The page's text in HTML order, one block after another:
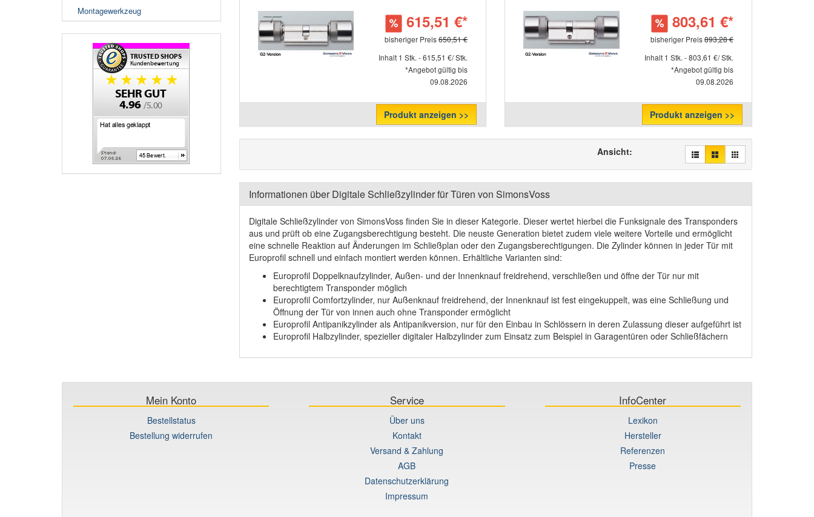
Montagewerkzeug
615,51 €*
bisheriger Preis650,51 €
Inhalt 1 Stk. - 615,51 €/ Stk.
*Angebot gültig bis
09.08.2026
Produkt anzeigen >>
803,61 €*
bisheriger Preis893,28 €
Inhalt 1 Stk. - 803,61 €/ Stk.
*Angebot gültig bis
09.08.2026
Produkt anzeigen >>
Ansicht:
Informationen über Digitale Schließzylinder für Türen von SimonsVoss
Digitale Schließzylinder von SimonsVoss finden Sie in dieser Kategorie. Dieser wertet hierbei die Funksignale des Transponders
aus und prüft ob eine Zugangsberechtigung besteht. Die neuste Generation bietet zudem viele weitere Vorteile und ermöglicht
eine schnelle Reaktion auf Änderungen im Schließplan oder den Zugangsberechtigungen. Die Zylinder können in jeder Tür mit
Europrofil schnell und einfach montiert werden können. Erhältliche Varianten sind:
Europrofil Doppelknaufzylinder, Außen- und der Innenknauf freidrehend, verschließen und öffne der Tür nur mit
berechtigtem Transponder möglich
Europrofil Comfortzylinder, nur Außenknauf freidrehend, der Innenknauf ist fest eingekuppelt, was eine Schließung und
Öffnung der Tür von innen auch ohne Transponder ermöglicht
Europrofil Antipanikzylinder als Antipanikversion, nur für den Einbau in Schlössern in deren Zulassung dieser aufgeführt ist
Europrofil Halbzylinder, spezieller digitaler Halbzylinder zum Einsatz zum Beispiel in Garagentüren oder Schließfächern
Mein Konto
Bestellstatus
Bestellung widerrufen
Service
Über uns
Kontakt
Versand & Zahlung
AGB
Datenschutzerklärung
Impressum
InfoCenter
Lexikon
Hersteller
Referenzen
Presse